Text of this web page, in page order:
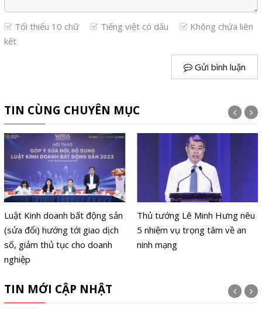
Tối thiểu 10 chữ Tiếng việt có dấu
Không chứa liên
kết
Gửi bình luận
TIN CÙNG CHUYÊN MỤC
Luật Kinh doanh bất động sản
(sửa đổi) hướng tới giao dịch
số, giảm thủ tục cho doanh
nghiệp
Thủ tướng Lê Minh Hưng nêu
5 nhiệm vụ trọng tâm về an
ninh mạng
TIN MỚI CẬP NHẬT